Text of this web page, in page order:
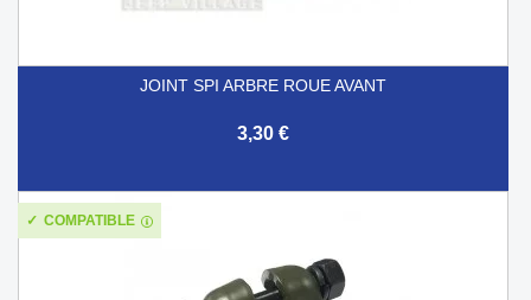
JOINT SPI ARBRE ROUE AVANT
3,30 €
COMPATIBLE